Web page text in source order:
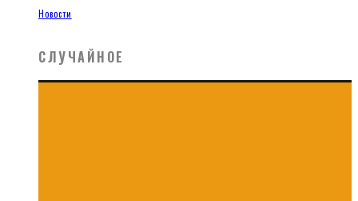
Новости
СЛУЧАЙНОЕ